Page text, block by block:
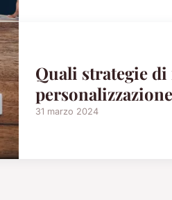
Quali strategie
31 marzo 2024